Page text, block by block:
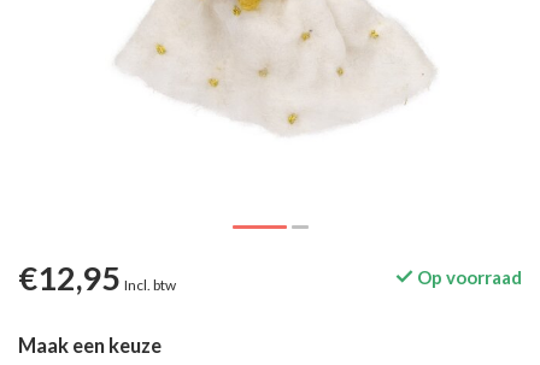
€12,95 Incl. btw Op voorraad
Maak een keuze